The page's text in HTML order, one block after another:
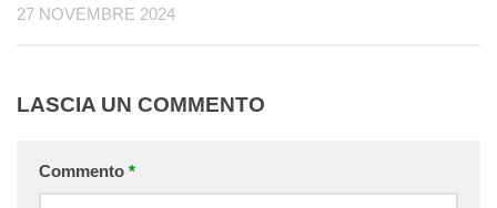
27 NOVEMBRE 2024
LASCIA UN COMMENTO
Commento *